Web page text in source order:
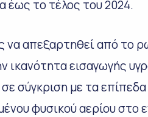
έως το τέλος του 2024.
απεξαρτηθεί από το
ικανότητα εισαγωγής
σύγκριση με τα
φυσικού αερίου στο